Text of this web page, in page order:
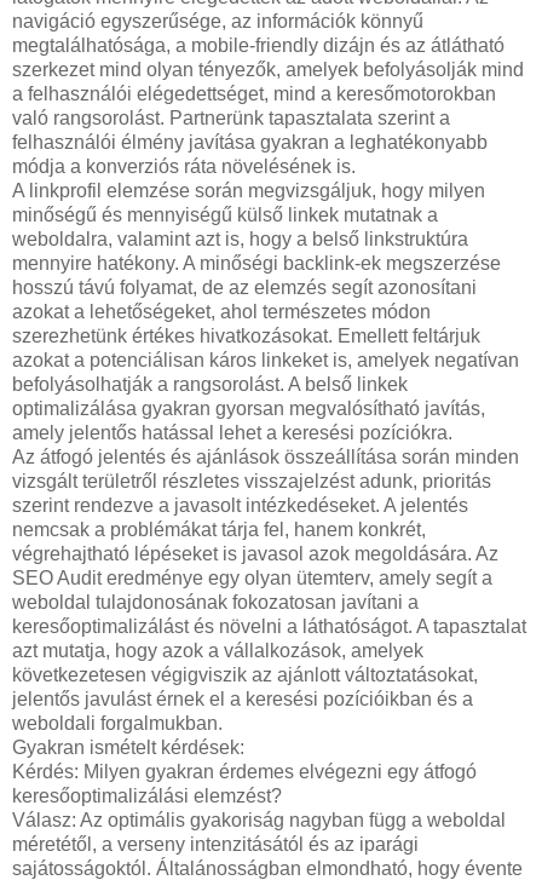
navigáció egyszerűsége, az információk könnyű
megtalálhatósága, a mobile-friendly dizájn és az átlátható
szerkezet mind olyan tényezők, amelyek befolyásolják mind
a felhasználói elégedettséget, mind a keresőmotorokban
való rangsorolást. Partnerünk tapasztalata szerint a
felhasználói élmény javítása gyakran a leghatékonyabb
módja a konverziós ráta növelésének is.
A linkprofil elemzése során megvizsgáljuk, hogy milyen
minőségű és mennyiségű külső linkek mutatnak a
weboldalra, valamint azt is, hogy a belső linkstruktúra
mennyire hatékony. A minőségi backlink-ek megszerzése
hosszú távú folyamat, de az elemzés segít azonosítani
azokat a lehetőségeket, ahol természetes módon
szerezhetünk értékes hivatkozásokat. Emellett feltárjuk
azokat a potenciálisan káros linkeket is, amelyek negatívan
befolyásolhatják a rangsorolást. A belső linkek
optimalizálása gyakran gyorsan megvalósítható javítás,
amely jelentős hatással lehet a keresési pozíciókra.
Az átfogó jelentés és ajánlások összeállítása során minden
vizsgált területről részletes visszajelzést adunk, prioritás
szerint rendezve a javasolt intézkedéseket. A jelentés
nemcsak a problémákat tárja fel, hanem konkrét,
végrehajtható lépéseket is javasol azok megoldására. Az
SEO Audit eredménye egy olyan ütemterv, amely segít a
weboldal tulajdonosának fokozatosan javítani a
keresőoptimalizálást és növelni a láthatóságot. A tapasztalat
azt mutatja, hogy azok a vállalkozások, amelyek
következetesen végigviszik az ajánlott változtatásokat,
jelentős javulást érnek el a keresési pozícióikban és a
weboldali forgalmukban.
Gyakran ismételt kérdések:
Kérdés: Milyen gyakran érdemes elvégezni egy átfogó
keresőoptimalizálási elemzést?
Válasz: Az optimális gyakoriság nagyban függ a weboldal
méretétől, a verseny intenzitásától és az iparági
sajátosságoktól. Általánosságban elmondható, hogy évente